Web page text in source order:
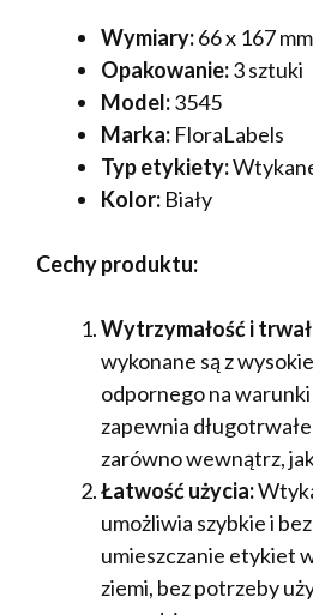
Wymiary:66 x 167 mm
Opakowanie:3 sztuki
Model:3545
Marka: FloraLabels
Typ etykiety:
Kolor: Biały
Cechy produktu:
Wytrzymałość i
wykonane są z
odpornego na
zapewnia
zarówno wewnątrz,
Łatwość użycia:
umożliwia szybkie i
umieszczanie etykiet
ziemi, bez potrzeby